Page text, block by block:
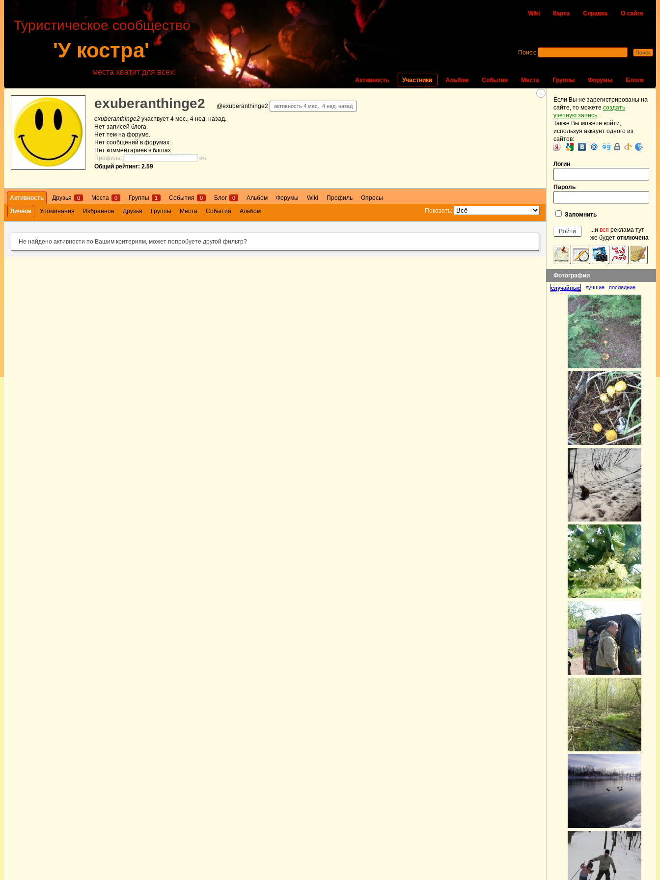
Wiki Карта Справка О сайте
'У костра'
Туристическое сообщество
места хватит для всех!
Активность Участники Альбом События Места Группы Форумы Блоги
Поиск:
-
exuberanthinge2 @exuberanthinge2 активность 4 мес., 4 нед. назад
exuberanthinge2 участвует 4 мес., 4 нед. назад.
Нет записей блога.
Нет тем на форуме.
Нет сообщений в форумах.
Нет комментариев в блогах.
Профиль:
0%
Общий рейтинг: 2.59
Активность Друзья 0 Места 0 Группы 1 События 0 Блог 0 Альбом Форумы Wiki Профиль
Опросы
Личное
Упоминания Избранное Друзья Группы Места События Альбом Показать:
Не найдено активности по Вашим критериям, может попробуете другой фильтр?
Если Вы не зарегистрированы на
сайте, то можете создать
учетную запись.
Также Вы можете войти,
используя аккаунт одного из
сайтов:
Логин
Пароль
Запомнить
...и вся реклама тут
же будет отключена
Фотографии
случайные лучшие последние